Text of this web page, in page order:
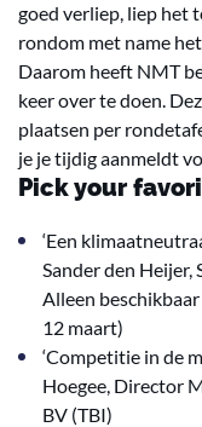
goed verliep, liep het
rondom met name
Daarom heeft NMT
keer over te doen.
plaatsen per
je je tijdig aanmeldt
Pick your
‘Een
Sander den Heijer,
Alleen
12 maart)
‘Competitie in de
Hoegee, Director
BV (TBI)